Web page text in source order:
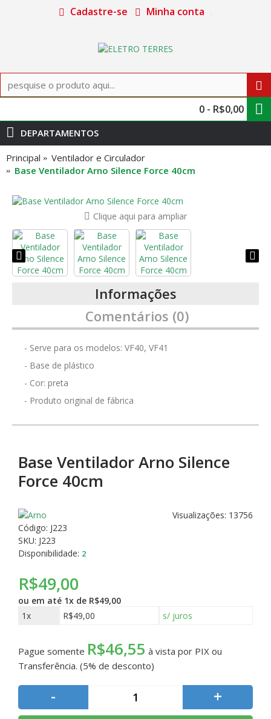
Cadastre-se Minha conta
0 - R$0,00
DEPARTAMENTOS
Principal
Ventilador e Circulador
Base Ventilador Arno Silence Force 40cm
Clique aqui para ampliar
Informações
Comentários (0)
- Serve para os modelos: VF40, VF41
- Base de plástico
- Cor: preta
- Produto original de fábrica
Base Ventilador Arno Silence
Force 40cm
Visualizações: 13756
Código: J223
SKU: J223
Disponibilidade: 2
R$49,00
ou em até 1x de R$49,00
1x
R$49,00 s/ juros
Pague somente R$46,55 à vista por PIX ou
Transferência. (5% de desconto)
- +